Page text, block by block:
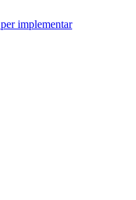
implementar